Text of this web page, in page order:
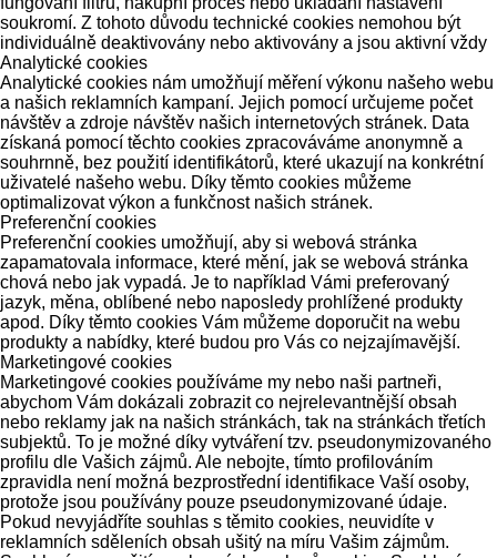
soukromí. Z tohoto důvodu technické cookies nemohou být
individuálně deaktivovány nebo aktivovány a jsou aktivní vždy
Analytické cookies
Analytické cookies nám umožňují měření výkonu našeho webu
a našich reklamních kampaní. Jejich pomocí určujeme počet
návštěv a zdroje návštěv našich internetových stránek. Data
získaná pomocí těchto cookies zpracováváme anonymně a
souhrnně, bez použití identifikátorů, které ukazují na konkrétní
uživatelé našeho webu. Díky těmto cookies můžeme
optimalizovat výkon a funkčnost našich stránek.
Preferenční cookies
Preferenční cookies umožňují, aby si webová stránka
zapamatovala informace, které mění, jak se webová stránka
chová nebo jak vypadá. Je to například Vámi preferovaný
jazyk, měna, oblíbené nebo naposledy prohlížené produkty
apod. Díky těmto cookies Vám můžeme doporučit na webu
produkty a nabídky, které budou pro Vás co nejzajímavější.
Marketingové cookies
Marketingové cookies používáme my nebo naši partneři,
abychom Vám dokázali zobrazit co nejrelevantnější obsah
nebo reklamy jak na našich stránkách, tak na stránkách třetích
subjektů. To je možné díky vytváření tzv. pseudonymizovaného
profilu dle Vašich zájmů. Ale nebojte, tímto profilováním
zpravidla není možná bezprostřední identifikace Vaší osoby,
protože jsou používány pouze pseudonymizované údaje.
Pokud nevyjádříte souhlas s těmito cookies, neuvidíte v
reklamních sděleních obsah ušitý na míru Vašim zájmům.